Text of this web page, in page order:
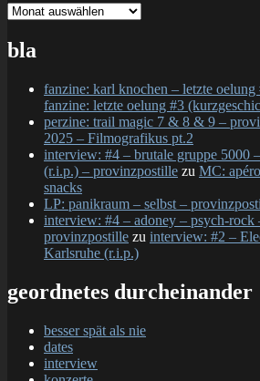
gesamtschau
bla
fanzine: karl knochen – letzte
fanzine: letzte oelung #3
perzine: trail magic 7 & 8 & 9 –
2025 – Filmografikus pt.2
interview: #4 – brutale gruppe 5000
(r.i.p.) – provinzpostille zu MC:
snacks
LP: panikraum – selbst –
interview: #4 – adoney – psych-rock
provinzpostille zu interview: #2 –
Karlsruhe (r.i.p.)
geordnetes durcheinander
besser spät als nie
dates
interview